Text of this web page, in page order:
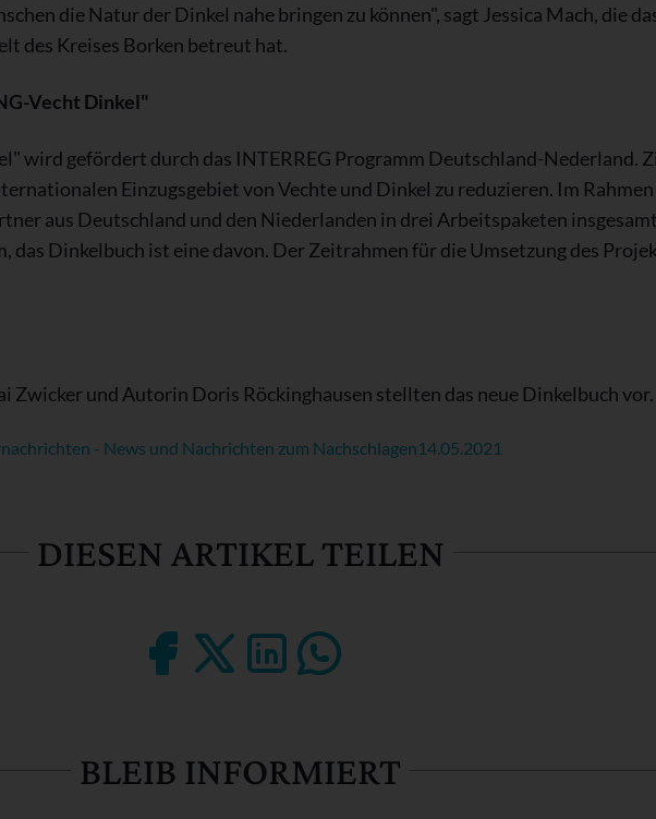
die Natur der Dinkel nahe bringen zu können", sagt Jessica Mach, die
des Kreises Borken betreut hat.
Vecht Dinkel"
wird gefördert durch das INTERREG Programm Deutschland-Nederland.
Einzugsgebiet von Vechte und Dinkel zu reduzieren. Im Rahmen
aus Deutschland und den Niederlanden in drei Arbeitspaketen
Dinkelbuch ist eine davon. Der Zeitrahmen für die Umsetzung des
Zwicker und Autorin Doris Röckinghausen stellten das neue Dinkelbuch vor.
- News und Nachrichten zum Nachschlagen14.05.2021
DIESEN ARTIKEL TEILEN
BLEIB INFORMIERT